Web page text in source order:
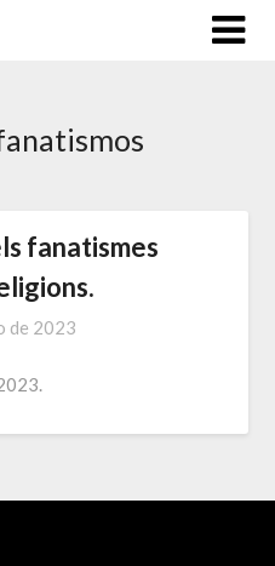
fanatismes
de 2023